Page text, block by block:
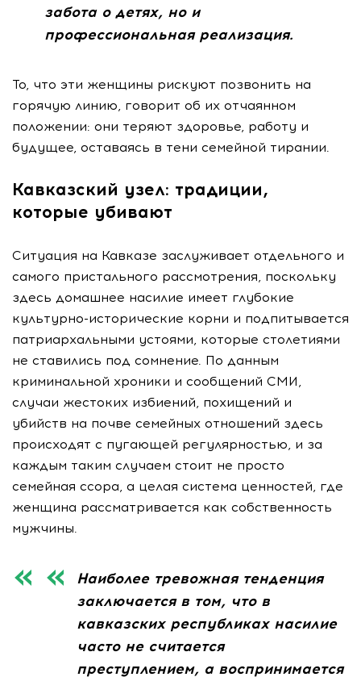
забота о детях, но и
профессиональная реализация.
То, что эти женщины рискуют позвонить на
горячую линию, говорит об их отчаянном
положении: они теряют здоровье, работу и
будущее, оставаясь в тени семейной тирании.
Кавказский узел: традиции,
которые убивают
Ситуация на Кавказе заслуживает отдельного и
самого пристального рассмотрения, поскольку
здесь домашнее насилие имеет глубокие
культурно-исторические корни и подпитывается
патриархальными устоями, которые столетиями
не ставились под сомнение. По данным
криминальной хроники и сообщений СМИ,
случаи жестоких избиений, похищений и
убийств на почве семейных отношений здесь
происходят с пугающей регулярностью, и за
каждым таким случаем стоит не просто
семейная ссора, а целая система ценностей, где
женщина рассматривается как собственность
мужчины.
Наиболее тревожная тенденция
заключается в том, что в
кавказских республиках насилие
часто не считается
преступлением, а воспринимается